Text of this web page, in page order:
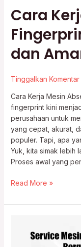
Cara
dan
Tinggalkan Komentar
Cara Kerja Mesin
fingerprint kini
perusahaan untuk
yang cepat, akurat,
populer. Tapi, apa
Yuk, kita simak lebih
Proses awal yang
Read More »
Absensi